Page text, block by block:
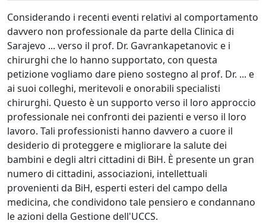
Considerando i recenti eventi relativi al comportamento
davvero non professionale da parte della Clinica di
Sarajevo ... verso il prof. Dr. Gavrankapetanovic e i
chirurghi che lo hanno supportato, con questa
petizione vogliamo dare pieno sostegno al prof. Dr. ... e
ai suoi colleghi, meritevoli e onorabili specialisti
chirurghi. Questo è un supporto verso il loro approccio
professionale nei confronti dei pazienti e verso il loro
lavoro. Tali professionisti hanno davvero a cuore il
desiderio di proteggere e migliorare la salute dei
bambini e degli altri cittadini di BiH. È presente un gran
numero di cittadini, associazioni, intellettuali
provenienti da BiH, esperti esteri del campo della
medicina, che condividono tale pensiero e condannano
le azioni della Gestione dell'UCCS.